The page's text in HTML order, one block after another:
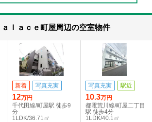
ｌａｃｅ町屋周辺の空室物件
新着 写真充実
12万円
千代田線/町屋駅 徒歩9
分
1LDK/36.71㎡
写真充実 駅近
10.3万円
都電荒川線/町屋二丁目
駅 徒歩4分
1LDK/40.1㎡